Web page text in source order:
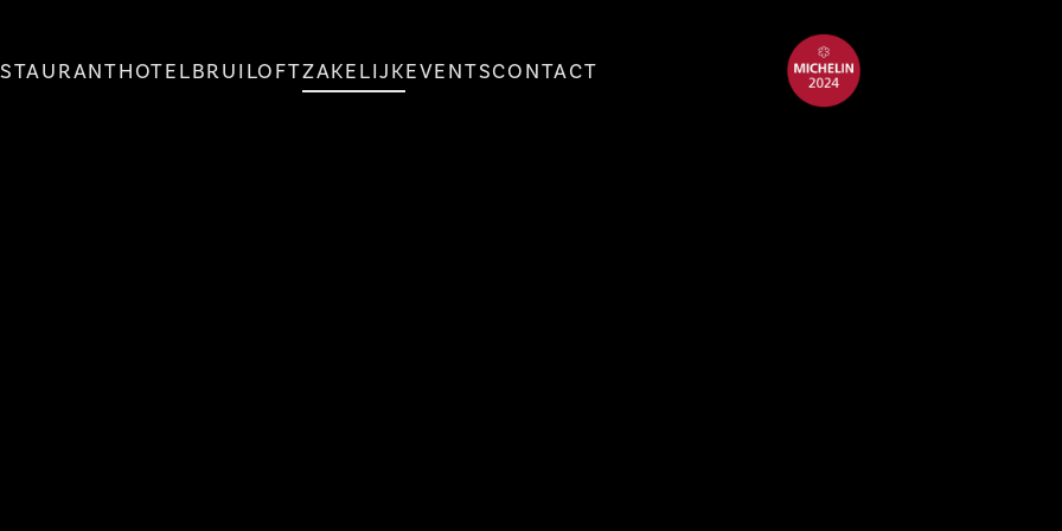
HOTELBRUILOFTZAKELIJKEVENTSCONTACT